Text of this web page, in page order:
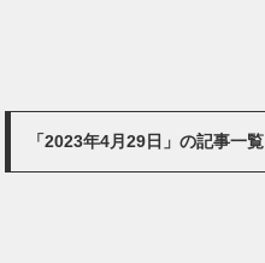
「2023年4月29日」の記事一覧